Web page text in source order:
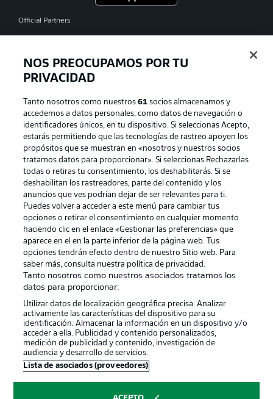
Official Partners
Publicidad Aviso legal
Gestionar las preferencias Declaracion de privacidad
Canales Trabajos
Jugadores Condiciones de uso
Sello Editorial Contacto
© 2026 Bundesliga-Gruppe GmbH
Elegir idioma
NOS PREOCUPAMOS POR TU
PRIVACIDAD
Tanto nosotros como nuestros61 socios almacenamos y
accedemos a datos personales, como datos de navegación o
identificadores únicos, en tu dispositivo. Si seleccionas Acepto,
estarás permitiendo que las tecnologías de rastreo apoyen los
propósitos que se muestran en «nosotros y nuestros socios
tratamos datos para proporcionar». Si seleccionas Rechazarlas
todas o retiras tu consentimiento, los deshabilitarás. Si se
deshabilitan los rastreadores, parte del contenido y los
anuncios que ves podrían dejar de ser relevantes para ti.
Puedes volver a acceder a este menú para cambiar tus
opciones o retirar el consentimiento en cualquier momento
haciendo clic en el enlace «Gestionar las preferencias» que
aparece en el en la parte inferior de la página web. Tus
opciones tendrán efecto dentro de nuestro Sitio web. Para
saber más, consulta nuestra política de privacidad.
Tanto nosotros como nuestros asociados tratamos los
datos para proporcionar:
Utilizar datos de localización geográfica precisa. Analizar
activamente las características del dispositivo para su
identificación. Almacenar la información en un dispositivo y/o
acceder a ella. Publicidad y contenido personalizados,
medición de publicidad y contenido, investigación de
audiencia y desarrollo de servicios.
Lista de asociados (proveedores)